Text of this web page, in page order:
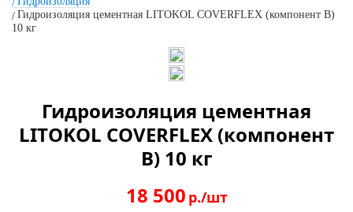
Гидроизоляция цементная LITOKOL COVERFLEX (компонент В)
10 кг
Гидроизоляция цементная
LITOKOL COVERFLEX (компонент
В) 10 кг
18 500 р./шт